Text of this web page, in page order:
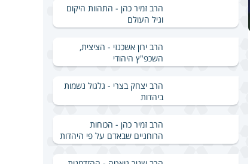
הרב זמיר כהן - התהוות היקום
וגיל העולם
הרב ירון אשכנזי - הציצית,
השכפ"ץ היהודי
הרב יצחק בצרי - גלגול נשמות
ביהדות
הרב זמיר כהן - הכוחות
הרוחניים שבאדם על פי היהדות